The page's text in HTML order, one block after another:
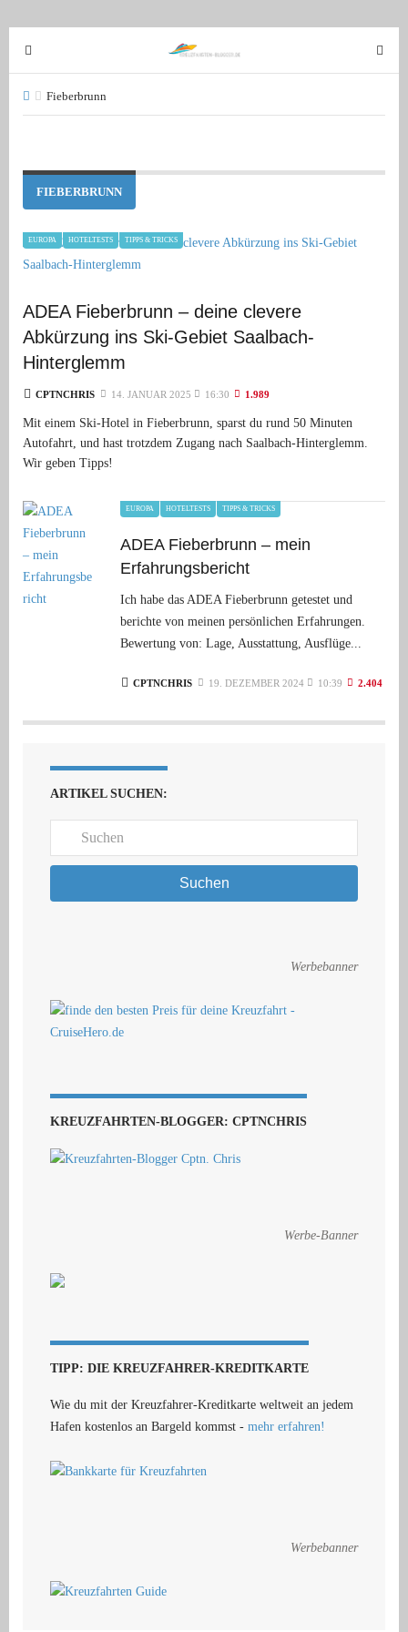
T
o
g
g
i
g
t
i
o
T
o
g
Fieberbrunn
FIEBERBRUNN
EUROPA HOTELTESTS TIPPS & TRICKS
ADEA Fieberbrunn – deine clevere
Abkürzung ins Ski-Gebiet Saalbach-
Hinterglemm
CPTNCHRIS 14. JANUAR 2025 16:30 1.989
Mit einem Ski-Hotel in Fieberbrunn, sparst du rund 50 Minuten
Autofahrt, und hast trotzdem Zugang nach Saalbach-Hinterglemm.
Wir geben Tipps!
EUROPA HOTELTESTS TIPPS & TRICKS
ADEA Fieberbrunn – mein
Erfahrungsbericht
Ich habe das ADEA Fieberbrunn getestet und
berichte von meinen persönlichen Erfahrungen.
Bewertung von: Lage, Ausstattung, Ausflüge...
CPTNCHRIS 19. DEZEMBER 2024 10:39 2.404
ARTIKEL SUCHEN:
Suchen
Werbebanner
KREUZFAHRTEN-BLOGGER: CPTNCHRIS
Werbe-Banner
TIPP: DIE KREUZFAHRER-KREDITKARTE
Wie du mit der Kreuzfahrer-Kreditkarte weltweit an jedem
Hafen kostenlos an Bargeld kommst - mehr erfahren!
Werbebanner